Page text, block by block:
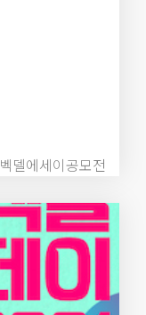
델에세이공모전